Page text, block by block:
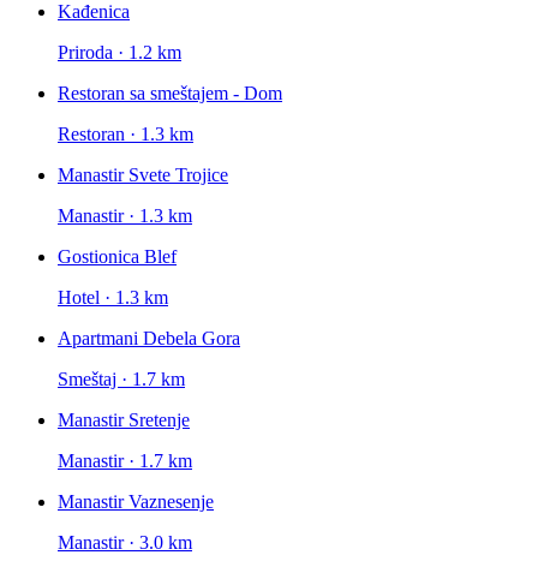
Kađenica
Priroda · 1.2 km
Restoran sa smeštajem - Dom
Restoran · 1.3 km
Manastir Svete Trojice
Manastir · 1.3 km
Gostionica Blef
Hotel · 1.3 km
Apartmani Debela Gora
Smeštaj · 1.7 km
Manastir Sretenje
Manastir · 1.7 km
Manastir Vaznesenje
Manastir · 3.0 km